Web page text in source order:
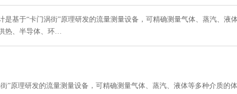
是基于“卡门涡街”原理研发的流量测量设备，可精确测量气体、蒸汽、液
热、半导体、环…
”原理研发的流量测量设备，可精确测量气体、蒸汽、液体等多种介质的